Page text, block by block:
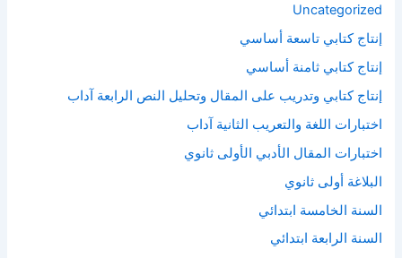
Uncategorized
إنتاج كتابي تاسعة أساسي
إنتاج كتابي ثامنة أساسي
إنتاج كتابي وتدريب على المقال وتحليل النص الرابعة آداب
اختبارات اللغة والتعريب الثانية آداب
اختبارات المقال الأدبي الأولى ثانوي
البلاغة أولى ثانوي
السنة الخامسة ابتدائي
السنة الرابعة ابتدائي